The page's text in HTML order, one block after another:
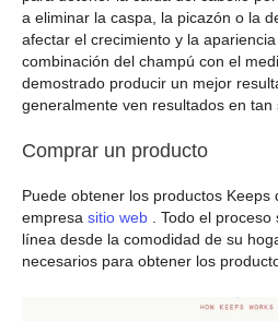
a eliminar la caspa, la picazón o la
afectar el crecimiento y la
combinación del champú con el
demostrado producir un mejor
generalmente ven resultados en tan
Comprar un producto
Puede obtener los productos Keeps
empresa sitio web . Todo el
línea desde la comodidad de su
necesarios para obtener los